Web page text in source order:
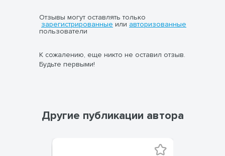
Отзывы могут оставлять только
зарегистрированные или авторизованные
пользователи
К сожалению, еще никто не оставил отзыв.
Будьте первыми!
Другие публикации автора